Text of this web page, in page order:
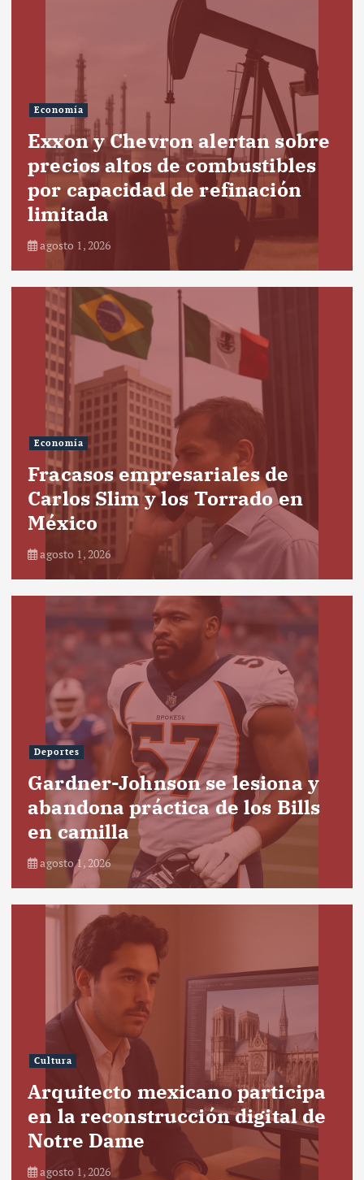
Economía
Exxon y Chevron alertan sobre
precios altos de combustibles
por capacidad de refinación
limitada
agosto 1, 2026
Economía
Fracasos empresariales de
Carlos Slim y los Torrado en
México
agosto 1, 2026
Deportes
Gardner-Johnson se lesiona y
abandona práctica de los Bills
en camilla
agosto 1, 2026
Cultura
Arquitecto mexicano participa
en la reconstrucción digital de
Notre Dame
agosto 1, 2026